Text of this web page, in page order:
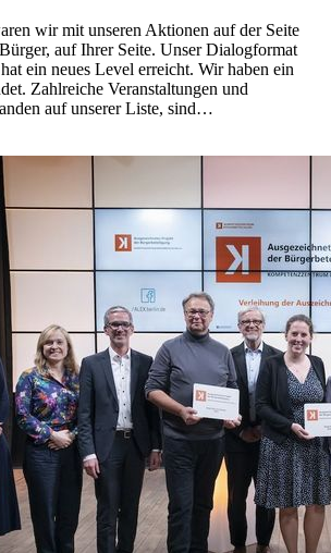
wir mit unseren Aktionen auf der Seite
auf Ihrer Seite. Unser Dialogformat
ein neues Level erreicht. Wir haben ein
Zahlreiche Veranstaltungen und
auf unserer Liste, sind…